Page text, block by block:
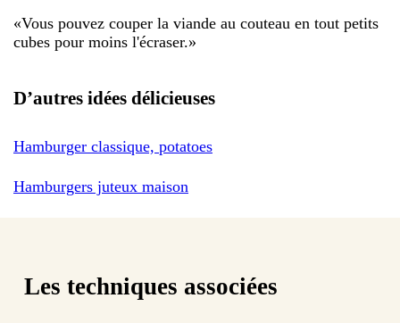
«Vous pouvez couper la viande au couteau en tout petits
cubes pour moins l'écraser.»
D’autres idées délicieuses
Hamburger classique, potatoes
Hamburgers juteux maison
Les techniques associées